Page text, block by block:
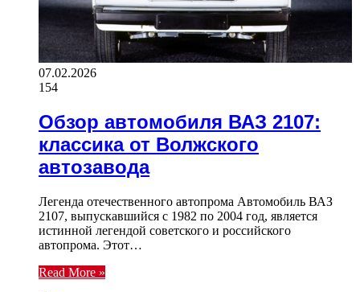
07.02.2026
154
Обзор автомобиля ВАЗ 2107:
классика от Волжского
автозавода
Легенда отечественного автопрома Автомобиль ВАЗ
2107, выпускавшийся с 1982 по 2004 год, является
истинной легендой советского и российского
автопрома. Этот…
Read More »